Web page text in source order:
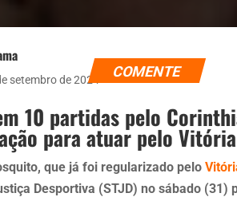
setembro de 2024 COMENTE
10 partidas pelo
para atuar pelo Vitória
que já foi regularizado pelo
Desportiva (STJD) no sábado (31)